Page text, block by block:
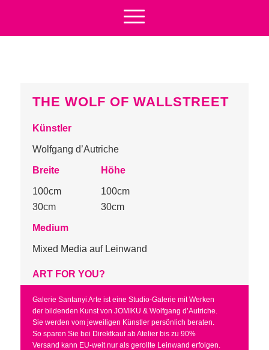
THE WOLF OF WALLSTREET
Künstler
Wolfgang d’Autriche
Breite Höhe
100cm
30cm
100cm
30cm
Medium
Mixed Media auf Leinwand
ART FOR YOU?
Galerie Santanyi Arte ist eine Studio-Galerie mit Werken
der bildenden Kunst von JOMIKU & Wolfgang d’Autriche.
Sie werden vom jeweiligen Künstler persönlich beraten.
So sparen Sie bei Direktkauf ab Atelier bis zu 90%
Versand kann EU-weit nur als gerollte Leinwand erfolgen.